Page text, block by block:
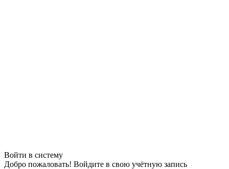
Войти в систему
Добро пожаловать! Войдите в свою учётную запись